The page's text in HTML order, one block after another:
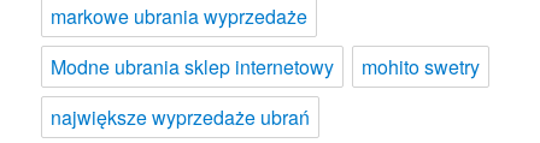
markowe ubrania wyprzedaże
Modne ubrania sklep internetowy
mohito swetry
największe wyprzedaże ubrań